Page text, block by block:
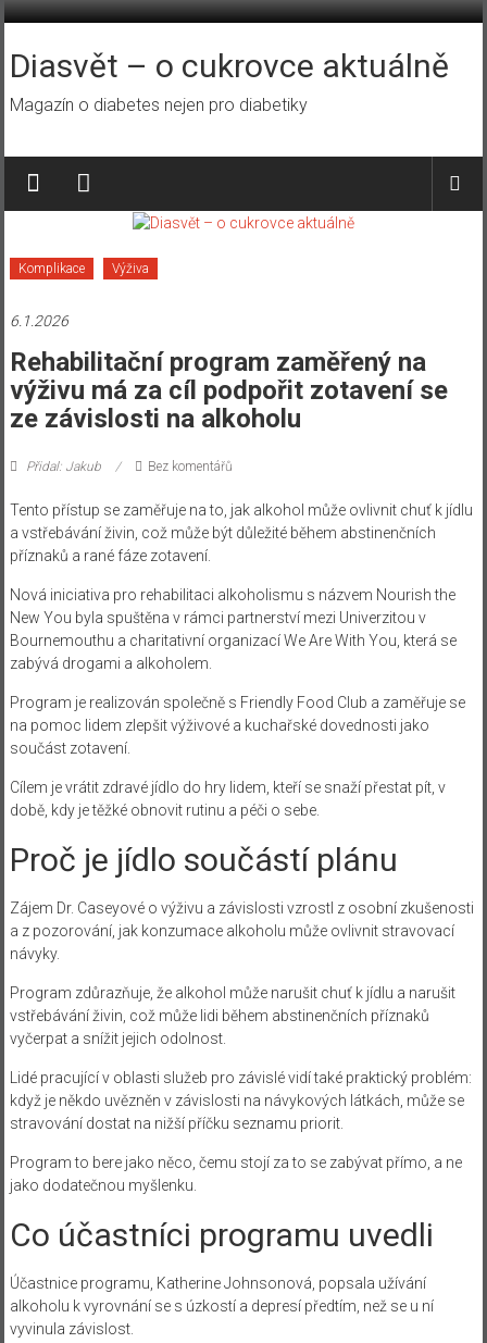
Přeskočit
obsah
Diasvět – o cukrovce aktuálně
Magazín o diabetes nejen pro diabetiky
Komplikace Výživa
6.1.2026
Rehabilitační program zaměřený na
výživu má za cíl podpořit zotavení se
ze závislosti na alkoholu
Přidal: Jakub Bez komentářů
Tento přístup se zaměřuje na to, jak alkohol může ovlivnit chuť k jídlu
a vstřebávání živin, což může být důležité během abstinenčních
příznaků a rané fáze zotavení.
Nová iniciativa pro rehabilitaci alkoholismu s názvem Nourish the
New You byla spuštěna v rámci partnerství mezi Univerzitou v
Bournemouthu a charitativní organizací We Are With You, která se
zabývá drogami a alkoholem.
Program je realizován společně s Friendly Food Club a zaměřuje se
na pomoc lidem zlepšit výživové a kuchařské dovednosti jako
součást zotavení.
Cílem je vrátit zdravé jídlo do hry lidem, kteří se snaží přestat pít, v
době, kdy je těžké obnovit rutinu a péči o sebe.
Proč je jídlo součástí plánu
Zájem Dr. Caseyové o výživu a závislosti vzrostl z osobní zkušenosti
a z pozorování, jak konzumace alkoholu může ovlivnit stravovací
návyky.
Program zdůrazňuje, že alkohol může narušit chuť k jídlu a narušit
vstřebávání živin, což může lidi během abstinenčních příznaků
vyčerpat a snížit jejich odolnost.
Lidé pracující v oblasti služeb pro závislé vidí také praktický problém:
když je někdo uvězněn v závislosti na návykových látkách, může se
stravování dostat na nižší příčku seznamu priorit.
Program to bere jako něco, čemu stojí za to se zabývat přímo, a ne
jako dodatečnou myšlenku.
Co účastníci programu uvedli
Účastnice programu, Katherine Johnsonová, popsala užívání
alkoholu k vyrovnání se s úzkostí a depresí předtím, než se u ní
vyvinula závislost.